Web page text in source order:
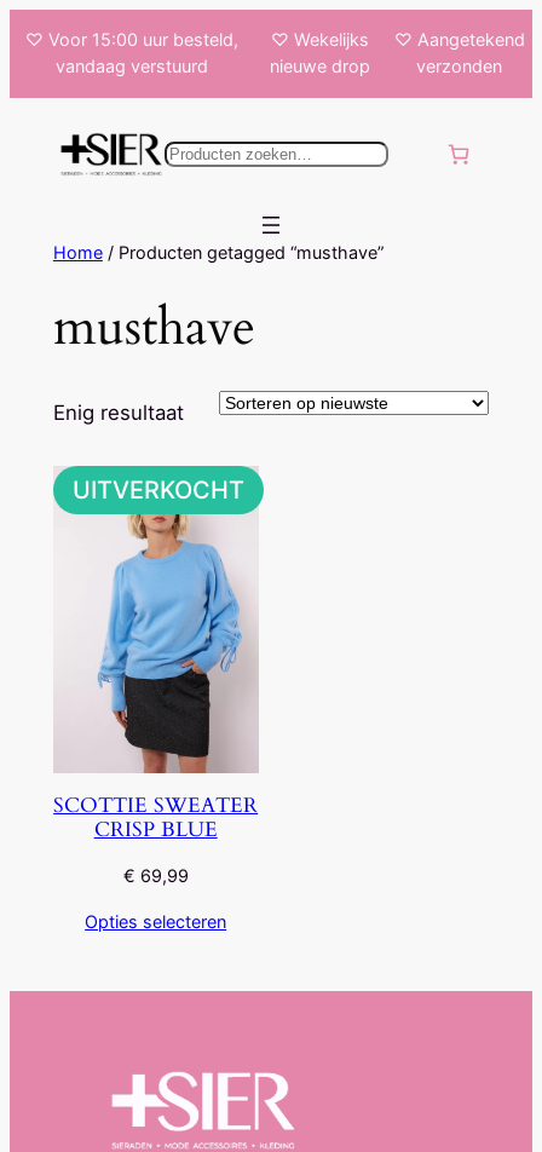
♡ Voor 15:00 uur besteld,
vandaag verstuurd
♡ Wekelijks
nieuwe drop
♡ Aangetekend
verzonden
k
Home/ Producten getagged “musthave”
musthave
Enig resultaat
UITVERKOCHT
SCOTTIE SWEATER
CRISP BLUE
€ 69,99
Opties selecteren